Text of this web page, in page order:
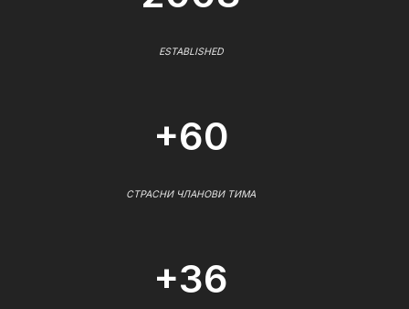
ESTABLISHED
+60
СТРАСНИ ЧЛАНОВИ ТИМА
+36